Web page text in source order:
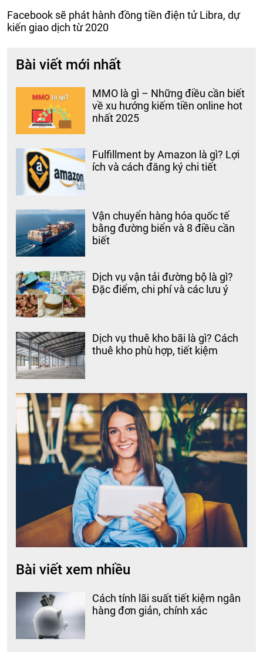
Facebook sẽ phát hành đồng tiền điện tử Libra, dự
kiến giao dịch từ 2020
Bài viết mới nhất
MMO là gì – Những điều cần biết
về xu hướng kiếm tiền online hot
nhất 2025
Fulfillment by Amazon là gì? Lợi
ích và cách đăng ký chi tiết
Vận chuyển hàng hóa quốc tế
bằng đường biển và 8 điều cần
biết
Dịch vụ vận tải đường bộ là gì?
Đặc điểm, chi phí và các lưu ý
Dịch vụ thuê kho bãi là gì? Cách
thuê kho phù hợp, tiết kiệm
Bài viết xem nhiều
Cách tính lãi suất tiết kiệm ngân
hàng đơn giản, chính xác